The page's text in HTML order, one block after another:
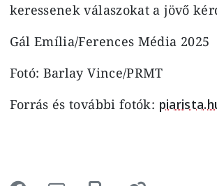
keressenek válaszokat a jövő
Gál Emília/Ferences Média 2025
Fotó: Barlay Vince/PRMT
Forrás és további fotók: